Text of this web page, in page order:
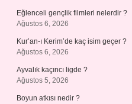
Eğlenceli gençlik filmleri nelerdir ?
Ağustos 6, 2026
Kur’an-ı Kerim’de kaç isim geçer ?
Ağustos 6, 2026
Ayvalık kaçıncı ligde ?
Ağustos 5, 2026
Boyun atkısı nedir ?